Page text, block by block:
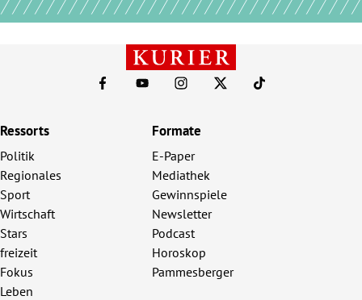
Ressorts
Politik
Regionales
Sport
Wirtschaft
Stars
freizeit
Fokus
Leben
Formate
E-Paper
Mediathek
Gewinnspiele
Newsletter
Podcast
Horoskop
Pammesberger